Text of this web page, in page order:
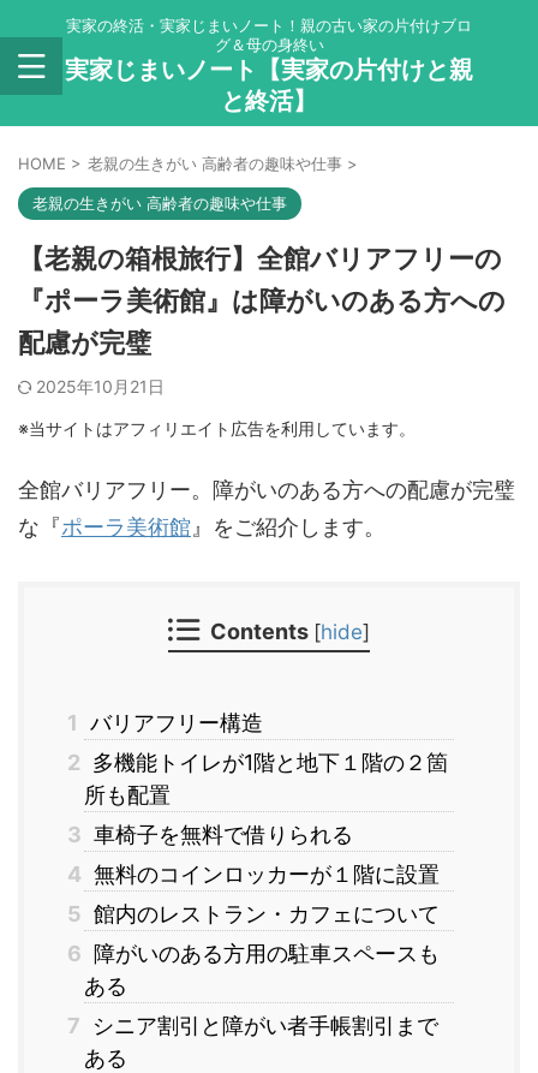
実家の終活・実家じまいノート！親の古い家の片付けブロ
グ＆母の身終い
実家じまいノート【実家の片付けと親
と終活】
HOME > 老親の生きがい 高齢者の趣味や仕事 >
老親の生きがい 高齢者の趣味や仕事
【老親の箱根旅行】全館バリアフリーの
『ポーラ美術館』は障がいのある方への
配慮が完璧
2025年10月21日
※当サイトはアフィリエイト広告を利用しています。
全館バリアフリー。障がいのある方への配慮が完璧
な『ポーラ美術館 』をご紹介します。
Contents [hide]
1 バリアフリー構造
2 多機能トイレが1階と地下１階の２箇
所も配置
3 車椅子を無料で借りられる
4 無料のコインロッカーが１階に設置
5 館内のレストラン・カフェについて
6
障がいのある方用の駐車スペースも
ある
7
シニア割引と障がい者手帳割引まで
ある